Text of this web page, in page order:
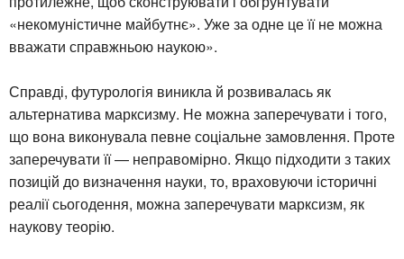
«некомуністичне майбутнє». Уже за одне це її не можна
вважати справжньою наукою».
Справді, футурологія виникла й розвивалась як
альтернатива марксизму. Не можна заперечувати і того,
що вона виконувала певне соціальне замовлення. Проте
заперечувати її — неправомірно. Якщо підходити з таких
позицій до визначення науки, то, враховуючи історичні
реалії сьогодення, можна заперечувати марксизм, як
наукову теорію.